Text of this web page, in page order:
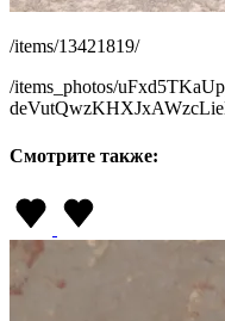
/items/13421819/
/items_photos/
Смотрите также: